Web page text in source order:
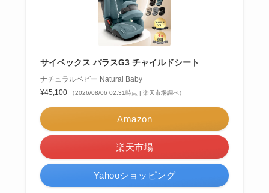
サイベックス パラスG3 チャイルドシート
ナチュラルベビー Natural Baby
¥45,100
（2026/08/06 02:31時点 | 楽天市場調べ）
Amazon
楽天市場
Yahooショッピング